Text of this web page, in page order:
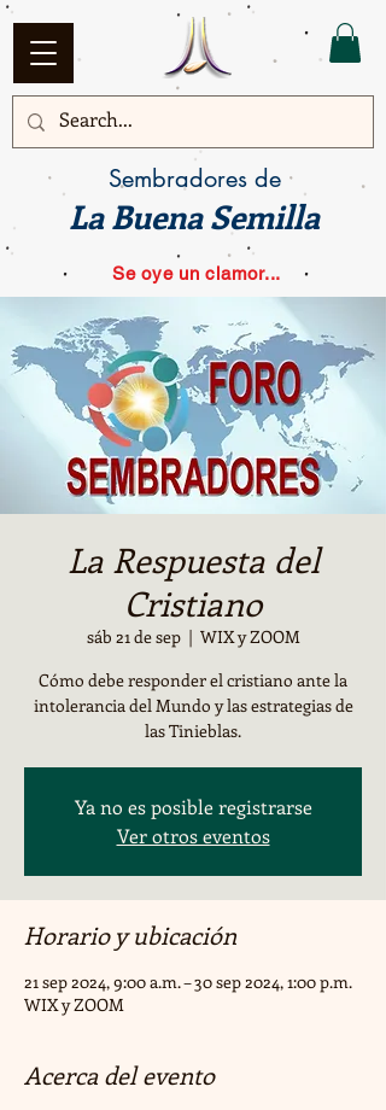
Sembradores de
La Buena Semilla
Se oye un clamor...
La Respuesta del
Cristiano
sáb 21 de sep
  |
WIX y ZOOM
Cómo debe responder el cristiano ante la
intolerancia del Mundo y las estrategias de
las Tinieblas.
Ya no es posible registrarse
Ver otros eventos
Horario y ubicación
21 sep 2024, 9:00 a.m. – 30 sep 2024, 1:00 p.m.
WIX y ZOOM
Acerca del evento